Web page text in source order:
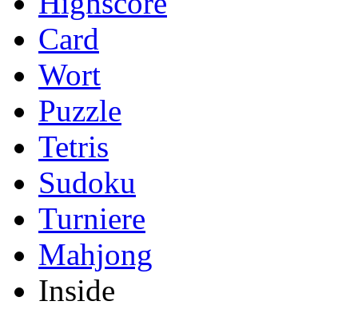
Card
Wort
Puzzle
Tetris
Sudoku
Turniere
Mahjong
Inside